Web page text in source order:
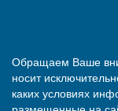
Обращаем Ваше
носит
каких условиях